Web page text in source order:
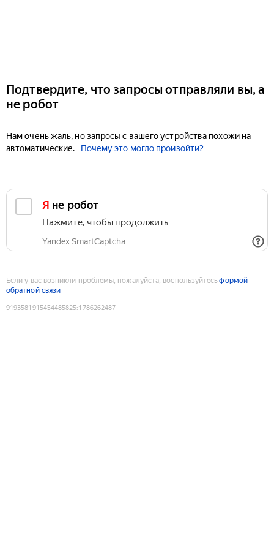
Подтвердите, что запросы отправляли вы, а
не робот
Нам очень жаль, но запросы с вашего устройства похожи на
автоматические.
Почему это могло произойти?
Я не робот
Нажмите, чтобы продолжить
Yandex SmartCaptcha
Если у вас возникли проблемы, пожалуйста, воспользуйтесьформой
обратной связи
9193581915454485825:1786262487